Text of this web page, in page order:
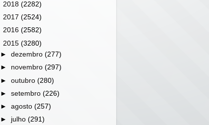
2018 (2282)
2017 (2524)
2016 (2582)
2015 (3280)
►dezembro(277)
► novembro(297)
►outubro(280)
►setembro(226)
►agosto(257)
► julho(291)